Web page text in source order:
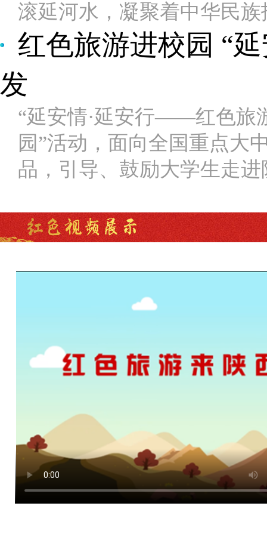
滚延河水，凝聚着中华民
红色旅游进校园 “
发
“延安情·延安行——红色旅
园”活动，面向全国重点大
品，引导、鼓励大学生走